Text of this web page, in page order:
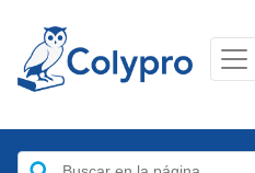
Buscar: